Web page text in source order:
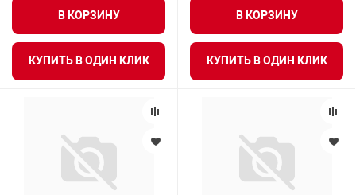
В КОРЗИНУ
КУПИТЬ В ОДИН КЛИК
В КОРЗИНУ
КУПИТЬ В ОДИН КЛИК